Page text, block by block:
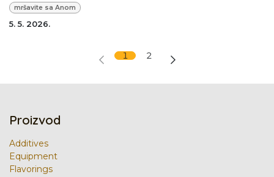
mršavite sa Anom
5. 5. 2026.
1 2
Proizvod
Additives
Equipment
Flavorings